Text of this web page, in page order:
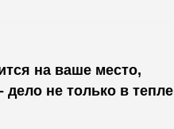
на ваше место,
дело не только в тепле